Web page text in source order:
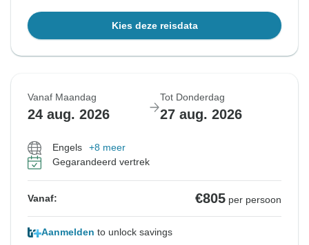
Kies deze reisdata
Vanaf Maandag
24 aug. 2026
Tot Donderdag
27 aug. 2026
Engels
+8 meer
Gegarandeerd vertrek
Vanaf: €805 per persoon
Aanmelden to unlock savings